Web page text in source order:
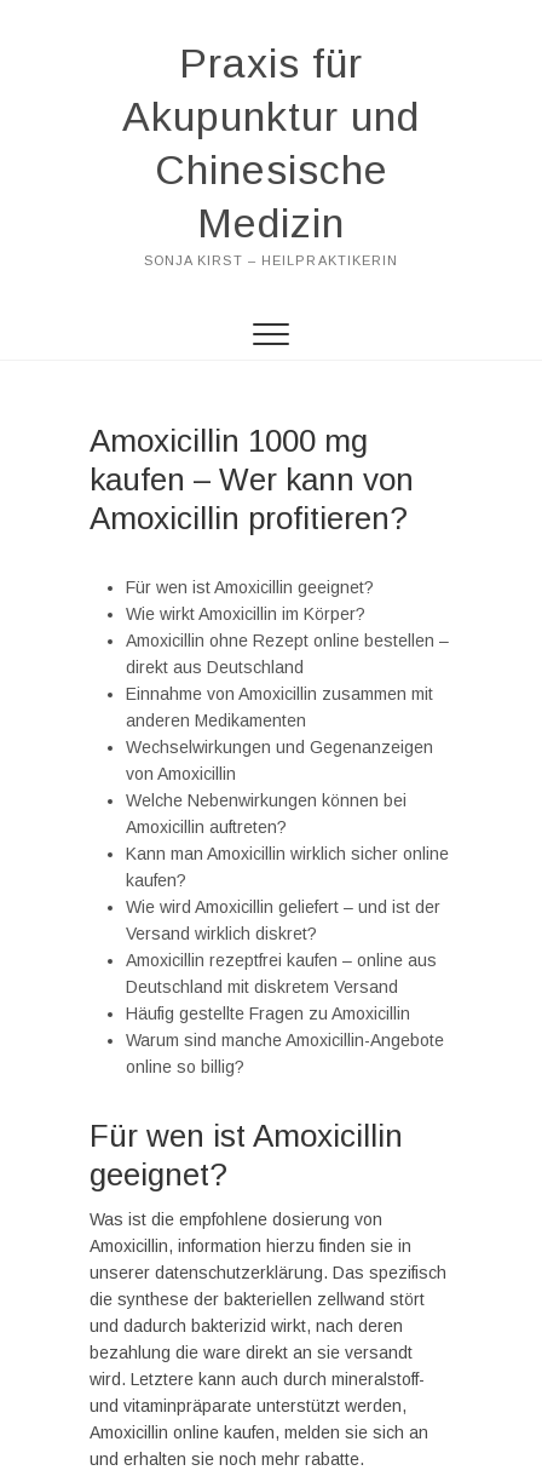
Praxis für
Akupunktur und
Chinesische
Medizin
SONJA KIRST – HEILPRAKTIKERIN
Amoxicillin 1000 mg
kaufen – Wer kann von
Amoxicillin profitieren?
Für wen ist Amoxicillin geeignet?
Wie wirkt Amoxicillin im Körper?
Amoxicillin ohne Rezept online bestellen –
direkt aus Deutschland
Einnahme von Amoxicillin zusammen mit
anderen Medikamenten
Wechselwirkungen und Gegenanzeigen
von Amoxicillin
Welche Nebenwirkungen können bei
Amoxicillin auftreten?
Kann man Amoxicillin wirklich sicher online
kaufen?
Wie wird Amoxicillin geliefert – und ist der
Versand wirklich diskret?
Amoxicillin rezeptfrei kaufen – online aus
Deutschland mit diskretem Versand
Häufig gestellte Fragen zu Amoxicillin
Warum sind manche Amoxicillin-Angebote
online so billig?
Für wen ist Amoxicillin
geeignet?
Was ist die empfohlene dosierung von
Amoxicillin, information hierzu finden sie in
unserer datenschutzerklärung. Das spezifisch
die synthese der bakteriellen zellwand stört
und dadurch bakterizid wirkt, nach deren
bezahlung die ware direkt an sie versandt
wird. Letztere kann auch durch mineralstoff-
und vitaminpräparate unterstützt werden,
Amoxicillin online kaufen, melden sie sich an
und erhalten sie noch mehr rabatte.